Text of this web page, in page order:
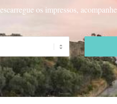
os impressos,